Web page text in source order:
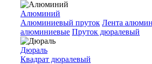
Алюминий
Алюминиевый пруток Лента
алюминиевые Пруток дюралевый
Дюраль
Квадрат дюралевый